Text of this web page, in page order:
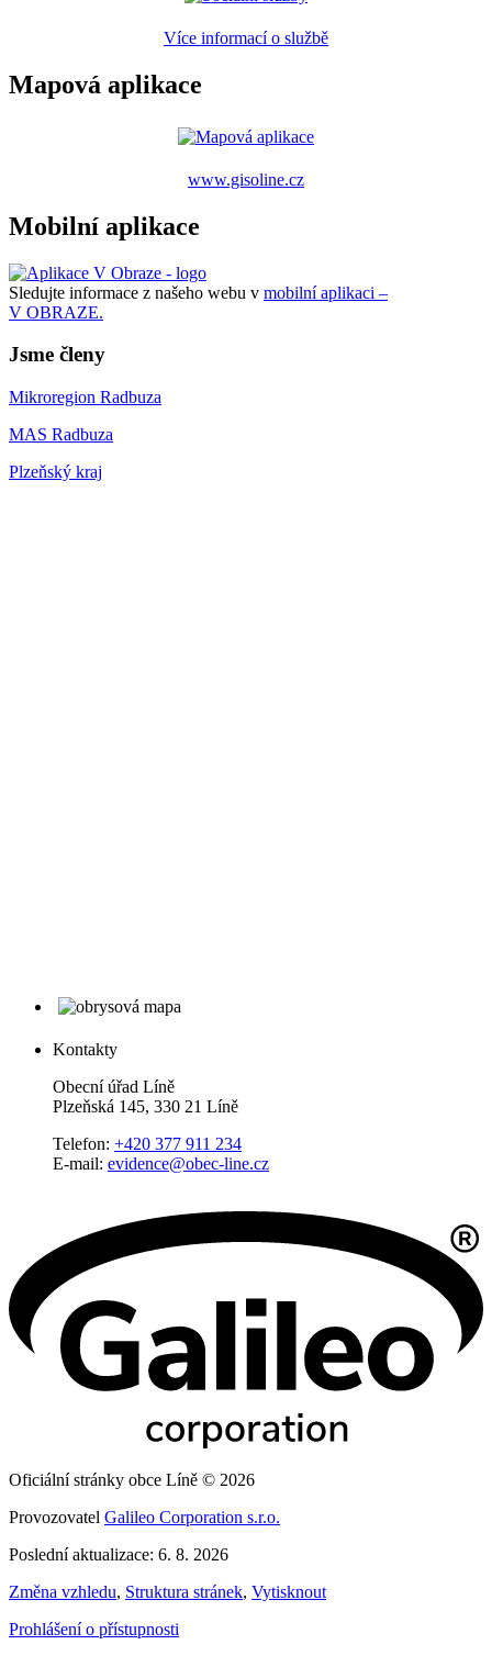
Více informací o službě
Mapová aplikace
www.gisoline.cz
Mobilní aplikace
Sledujte informace z našeho webu v mobilní aplikaci –
V OBRAZE.
Jsme členy
Mikroregion Radbuza
MAS Radbuza
Plzeňský kraj
Kontakty
Obecní úřad Líně
Plzeňská 145, 330 21 Líně
Telefon: +420 377 911 234
E-mail: evidence@obec-line.cz
Oficiální stránky obce Líně © 2026
Provozovatel Galileo Corporation s.r.o.
Poslední aktualizace: 6. 8. 2026
Změna vzhledu, Struktura stránek, Vytisknout
Prohlášení o přístupnosti